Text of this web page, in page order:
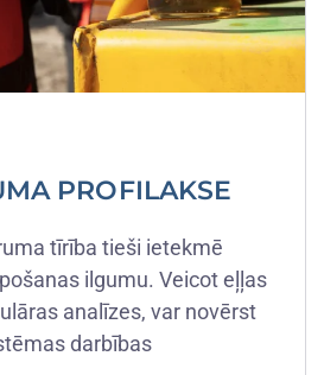
PROFILAKSE
tīrība tieši ietekmē
ilgumu. Veicot eļļas
analīzes, var novērst
darbības